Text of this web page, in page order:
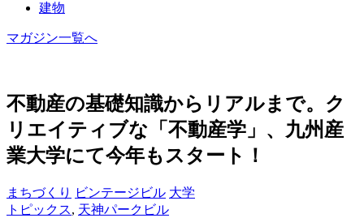
建物
マガジン一覧へ
不動産の基礎知識からリアルまで。ク
リエイティブな「不動産学」、九州産
業大学にて今年もスタート！
まちづくり ビンテージビル 大学
トピックス, 天神パークビル